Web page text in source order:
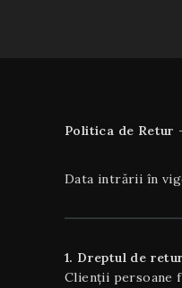
Politica de Retur
Data intrării în
1. Dreptul de retur
Clienții persoane